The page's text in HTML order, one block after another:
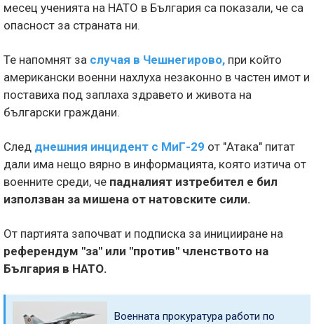
месец ученията на НАТО в България са показали, че са
опасност за страната ни.
Те напомнят за случая в Чешнегирово, при който
американски военни нахлуха незаконно в частен имот и
поставиха под заплаха здравето и живота на
български граждани.
След днешния инцидент с МиГ-29 от "Атака" питат
дали има нещо вярно в информацията, която изтича от
военните среди, че падналият изтребител е бил
използван за мишена от натовските сили.
От партията започват и подписка за иницииране на
референдум "за" или "против" членството на
България в НАТО.
Военната прокуратура работи по